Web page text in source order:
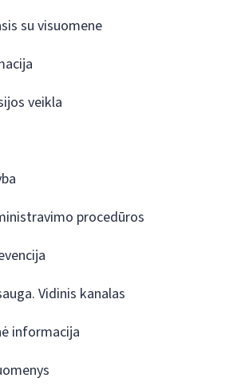
su visuomene
veikla
procedūros
Vidinis kanalas
informacija